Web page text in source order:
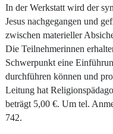
In der Werkstatt wird der
Jesus nachgegangen und
zwischen materieller
Die Teilnehmerinnen
Schwerpunkt eine
durchführen können und
Leitung hat
beträgt 5,00 €. Um tel.
742.